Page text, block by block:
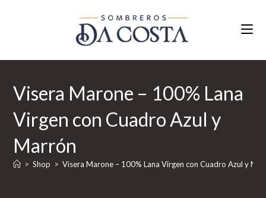
Visera Marone – 100% Lana
Virgen con Cuadro Azul y
Marrón
> Shop > Visera Marone – 100% Lana Virgen con Cuadro Azul y